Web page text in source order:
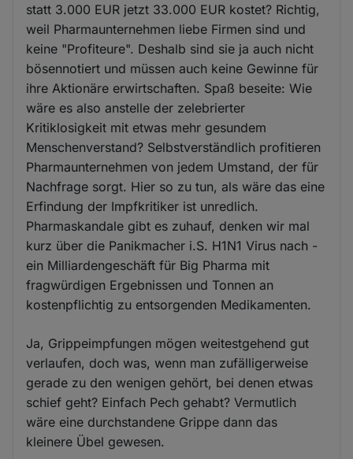
statt 3.000 EUR jetzt 33.000 EUR kostet? Richtig,
weil Pharmaunternehmen liebe Firmen sind und
keine "Profiteure". Deshalb sind sie ja auch nicht
bösennotiert und müssen auch keine Gewinne für
ihre Aktionäre erwirtschaften. Spaß beseite: Wie
wäre es also anstelle der zelebrierter
Kritiklosigkeit mit etwas mehr gesundem
Menschenverstand? Selbstverständlich profitieren
Pharmaunternehmen von jedem Umstand, der für
Nachfrage sorgt. Hier so zu tun, als wäre das eine
Erfindung der Impfkritiker ist unredlich.
Pharmaskandale gibt es zuhauf, denken wir mal
kurz über die Panikmacher i.S. H1N1 Virus nach -
ein Milliardengeschäft für Big Pharma mit
fragwürdigen Ergebnissen und Tonnen an
kostenpflichtig zu entsorgenden Medikamenten.
Ja, Grippeimpfungen mögen weitestgehend gut
verlaufen, doch was, wenn man zufälligerweise
gerade zu den wenigen gehört, bei denen etwas
schief geht? Einfach Pech gehabt? Vermutlich
wäre eine durchstandene Grippe dann das
kleinere Übel gewesen.